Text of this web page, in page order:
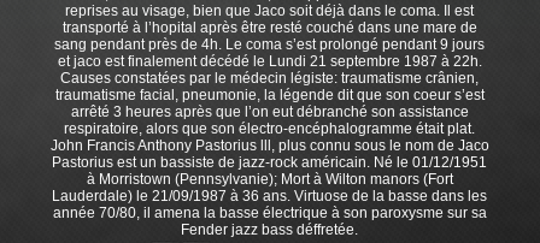
reprises au visage, bien que Jaco soit déjà dans le coma. Il est
transporté à l’hopital après être resté couché dans une mare de
sang pendant près de 4h. Le coma s’est prolongé pendant 9 jours
et jaco est finalement décédé le Lundi 21 septembre 1987 à 22h.
Causes constatées par le médecin légiste: traumatisme crânien,
traumatisme facial, pneumonie, la légende dit que son coeur s’est
arrêté 3 heures après que l’on eut débranché son assistance
respiratoire, alors que son électro-encéphalogramme était plat.
John Francis Anthony Pastorius lll, plus connu sous le nom de Jaco
Pastorius est un bassiste de jazz-rock américain. Né le 01/12/1951
à Morristown (Pennsylvanie); Mort à Wilton manors (Fort
Lauderdale) le 21/09/1987 à 36 ans. Virtuose de la basse dans les
année 70/80, il amena la basse électrique à son paroxysme sur sa
Fender jazz bass déffretée.